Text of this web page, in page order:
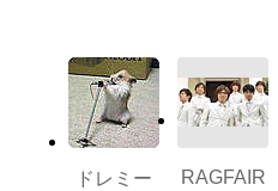
ドレミー
RAGFAIR